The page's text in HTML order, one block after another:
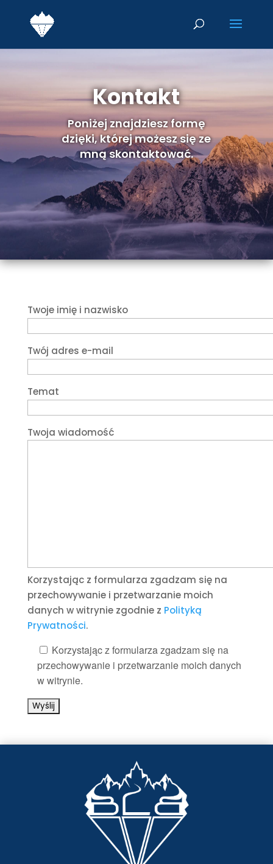
Kontakt
Poniżej znajdziesz formę
dzięki, której możesz się ze
mną skontaktować.
Twoje imię i nazwisko
Twój adres e-mail
Temat
Twoja wiadomość
Korzystając z formularza zgadzam się na
przechowywanie i przetwarzanie moich
danych w witrynie zgodnie z Polityką
Prywatności.
Korzystając z formularza zgadzam się na
przechowywanie i przetwarzanie moich danych
w witrynie.